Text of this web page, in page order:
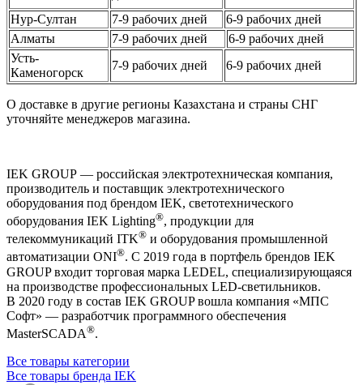
Нур-Султан
7-9 рабочих дней
6-9 рабочих дней
Алматы
7-9 рабочих дней
6-9 рабочих дней
Усть-
Каменогорск
7-9 рабочих дней 6-9 рабочих дней
О доставке в другие регионы Казахстана и страны СНГ
уточняйте менеджеров магазина.
IEK GROUP — российская электротехническая компания,
производитель и поставщик электротехнического
оборудования под брендом IEK, светотехнического
оборудования IEK Lighting®, продукции для
телекоммуникаций ITK® и оборудования промышленной
автоматизации ONI®. С 2019 года в портфель брендов IEK
GROUP входит торговая марка LEDEL, специализирующаяся
на производстве профессиональных LED-светильников.
В 2020 году в состав IEK GROUP вошла компания «МПС
Софт» — разработчик программного обеспечения
MasterSCADA®.
Все товары категории
Все товары бренда IEK